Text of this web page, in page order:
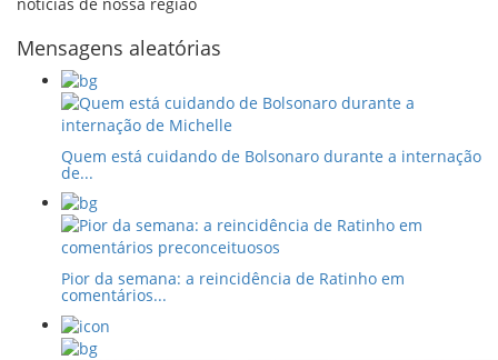
Mensagens aleatórias
Quem está cuidando de Bolsonaro durante a internação
de...
Pior da semana: a reincidência de Ratinho em
comentários...